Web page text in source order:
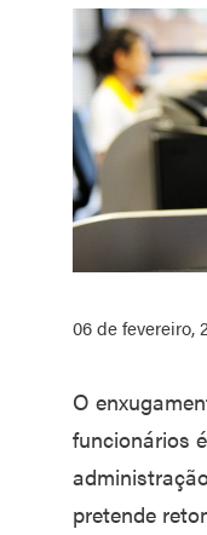
06 de fevereiro,
O
funcionários
pretende